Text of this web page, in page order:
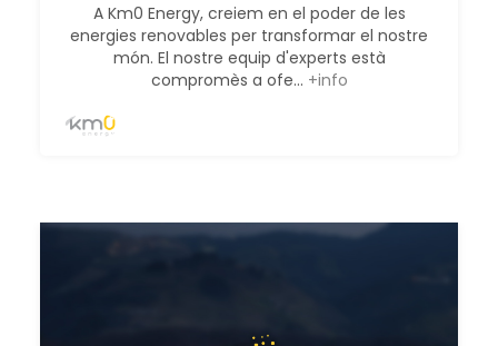
A Km0 Energy, creiem en el poder de les
energies renovables per transformar el nostre
món. El nostre equip d'experts està
compromès a ofe... +info